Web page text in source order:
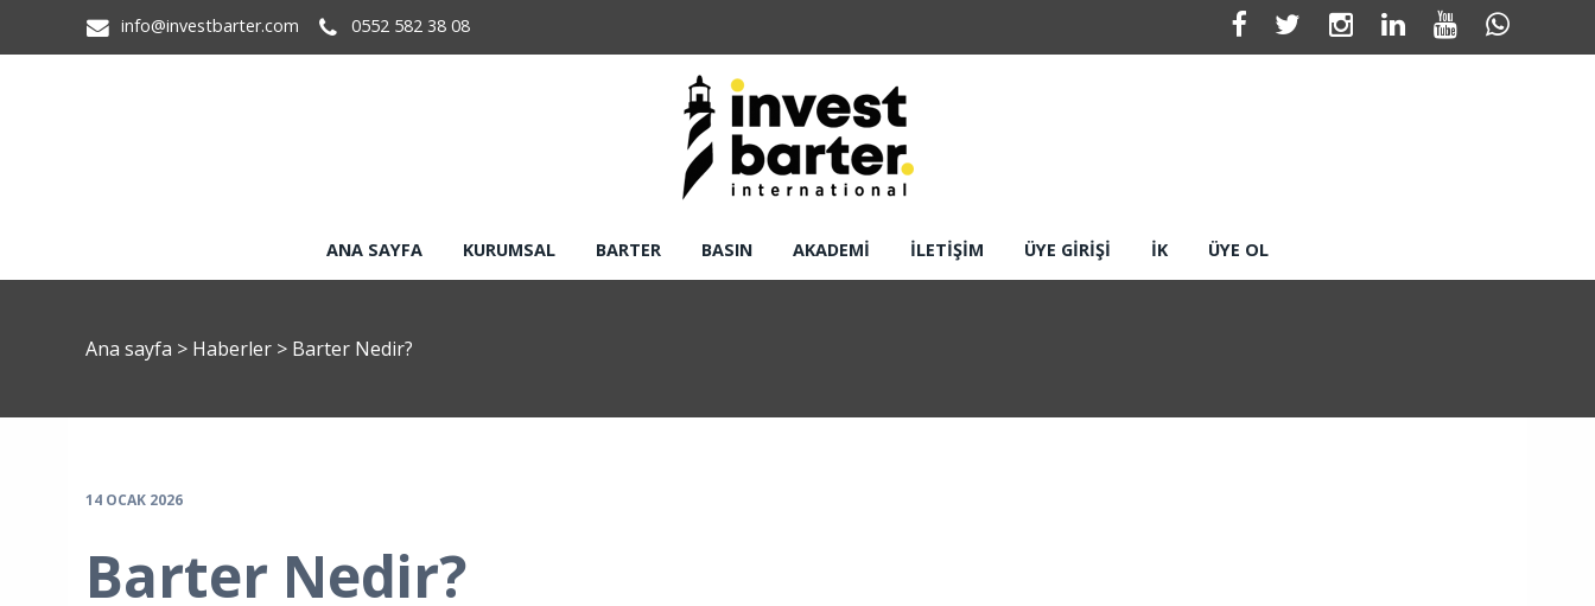
info@investbarter.com 0552 582 38 08
ANA SAYFA KURUMSAL BARTER BASIN AKADEMI İLETIŞIM ÜYE GIRIŞI İK ÜYE OL
Ana sayfa > Haberler > Barter Nedir?
14 OCAK 2026
Barter Nedir?